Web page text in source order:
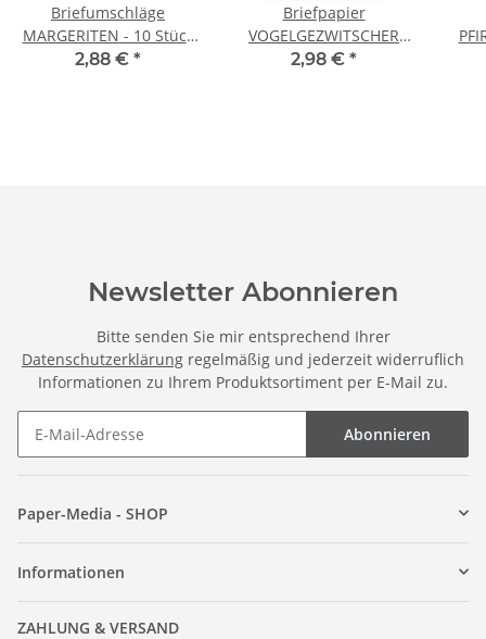
Briefumschläge
MARGERITEN - 10 Stück
DIN LANG (ohne Fenster)
2,88 € *
Briefpapier
VOGELGEZWITSCHER
DIN A4 Format 20 Blatt
2,98 € *
Newsletter Abonnieren
Bitte senden Sie mir entsprechend Ihrer
Datenschutzerklärung regelmäßig und jederzeit widerruflich
Informationen zu Ihrem Produktsortiment per E-Mail zu.
Abonnieren
Paper-Media - SHOP
Informationen
ZAHLUNG & VERSAND